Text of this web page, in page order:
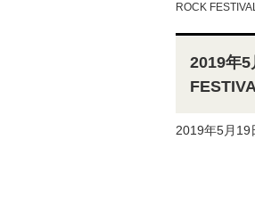
ROCK
2019年
2019年5月19